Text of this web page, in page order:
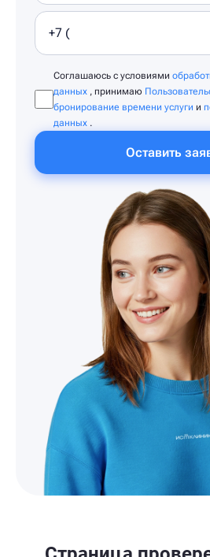
Соглашаюсь с условиями
данных , принимаю
бронирование времени услуги и
данных .
Оставить